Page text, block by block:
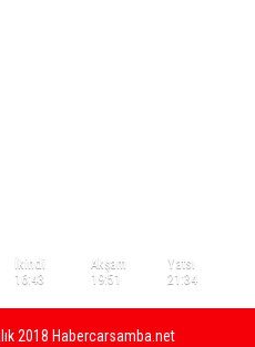
İkindi
16:43
Akşam
19:51
Yatsı
21:34
2018 Habercarsamba.net